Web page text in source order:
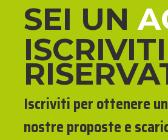
SEI UN
Iscriviti per ottenere
nostre proposte e